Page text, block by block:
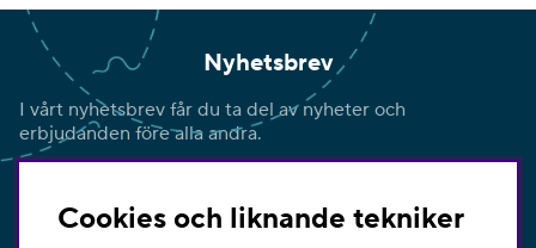
Nyhetsbrev
I vårt nyhetsbrev får du ta del av nyheter och
erbjudanden före alla andra.
Cookies och liknande tekniker